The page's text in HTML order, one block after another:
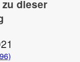
dieser